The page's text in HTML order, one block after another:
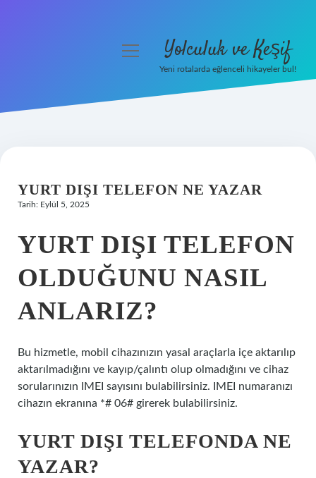
Hakkımızda
menüyü Yolculuk ve Keşif
Yeni rotalarda eğlenceli hikayeler bul!
YURT DIŞI TELEFON NE YAZAR
Tarih: Eylül 5, 2025
YURT DIŞI TELEFON
OLDUĞUNU NASIL
ANLARIZ?
Bu hizmetle, mobil cihazınızın yasal araçlarla içe aktarılıp
aktarılmadığını ve kayıp/çalıntı olup olmadığını ve cihaz
sorularınızın IMEI sayısını bulabilirsiniz. IMEI numaranızı
cihazın ekranına *# 06# girerek bulabilirsiniz.
YURT DIŞI TELEFONDA NE
YAZAR?